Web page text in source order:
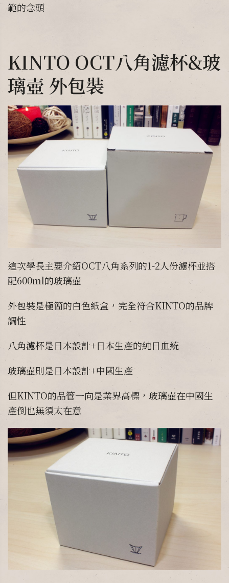
範的念頭
KINTO OCT八角濾杯&玻
璃壺 外包裝
這次學長主要介紹OCT八角系列的1-2人份濾杯並搭
配600ml的玻璃壺
外包裝是極簡的白色紙盒，完全符合KINTO的品牌
調性
八角濾杯是日本設計+日本生產的純日血統
玻璃壺則是日本設計+中國生產
但KINTO的品管一向是業界高標，玻璃壺在中國生
產倒也無須太在意